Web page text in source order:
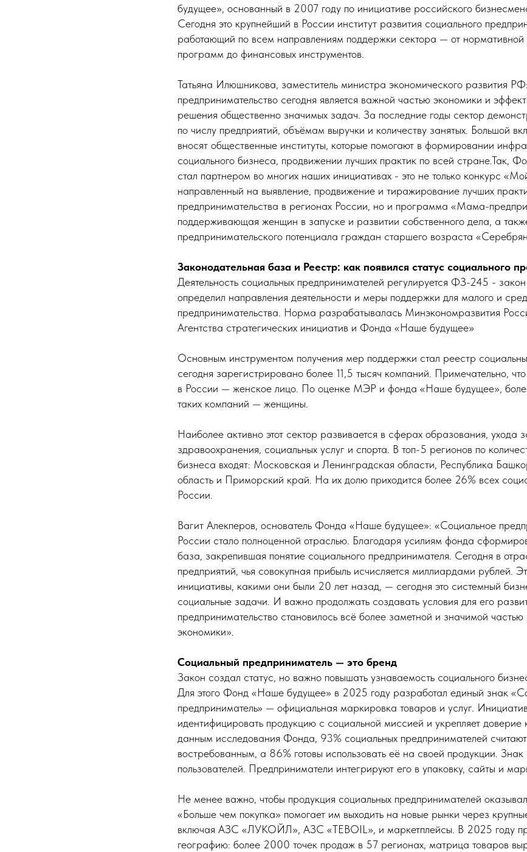
будущее», основанный в 2007 году по инициативе российского
Сегодня это крупнейший в России институт развития социального
работающий по всем направлениям поддержки сектора — от нормативной
программ до финансовых инструментов.
Татьяна Илюшникова, заместитель министра экономического развития
предпринимательство сегодня является важной частью экономики и
решения общественно значимых задач. За последние годы сектор
по числу предприятий, объёмам выручки и количеству занятых. Большой
вносят общественные институты, которые помогают в формировании
социального бизнеса, продвижении лучших практик по всей стране.Так,
стал партнером во многих наших инициативах - это не только конкурс
направленный на выявление, продвижение и тиражирование лучших
предпринимательства в регионах России, но и программа «Мама-
поддерживающая женщин в запуске и развитии собственного дела, а
предпринимательского потенциала граждан старшего возраста
Законодательная база и Реестр: как появился статус социального
Деятельность социальных предпринимателей регулируется ФЗ-245 -
определил направления деятельности и меры поддержки для малого и
предпринимательства. Норма разрабатывалась Минэкономразвития
Агентства стратегических инициатив и Фонда «Наше будущее»
Основным инструментом получения мер поддержки стал реестр
сегодня зарегистрировано более 11,5 тысяч компаний. Примечательно,
в России — женское лицо. По оценке МЭР и фонда «Наше будущее»,
таких компаний — женщины.
Наиболее активно этот сектор развивается в сферах образования, ухода
здравоохранения, социальных услуг и спорта. В топ-5 регионов по
бизнеса входят: Московская и Ленинградская области, Республика
область и Приморский край. На их долю приходится более 26% всех
России.
Вагит Алекперов, основатель Фонда «Наше будущее»: «Социальное
России стало полноценной отраслью. Благодаря усилиям фонда
база, закрепившая понятие социального предпринимателя. Сегодня в
предприятий, чья совокупная прибыль исчисляется миллиардами рублей.
инициативы, какими они были 20 лет назад, — сегодня это системный
социальные задачи. И важно продолжать создавать условия для его
предпринимательство становилось всё более заметной и значимой
экономики».
Социальный предприниматель — это бренд
Закон создал статус, но важно повышать узнаваемость социального
Для этого Фонд «Наше будущее» в 2025 году разработал единый знак
предприниматель» — официальная маркировка товаров и услуг.
идентифицировать продукцию с социальной миссией и укрепляет доверие
данным исследования Фонда, 93% социальных предпринимателей
востребованным, а 86% готовы использовать её на своей продукции.
пользователей. Предприниматели интегрируют его в упаковку, сайты и
Не менее важно, чтобы продукция социальных предпринимателей
«Больше чем покупка» помогает им выходить на новые рынки через
включая АЗС «ЛУКОЙЛ», АЗС «TEBOIL», и маркетплейсы. В 2025 году
географию: более 2000 точек продаж в 57 регионах, матрица товаров